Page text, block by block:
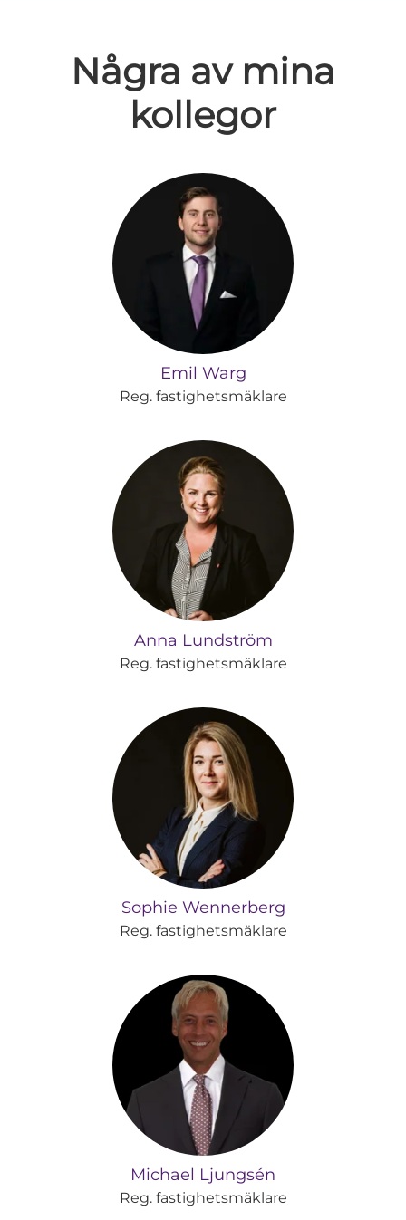
Några av mina
kollegor
Emil Warg
Reg. fastighetsmäklare
Anna Lundström
Reg. fastighetsmäklare
Sophie Wennerberg
Reg. fastighetsmäklare
Michael Ljungsén
Reg. fastighetsmäklare